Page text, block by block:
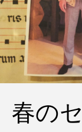
春の